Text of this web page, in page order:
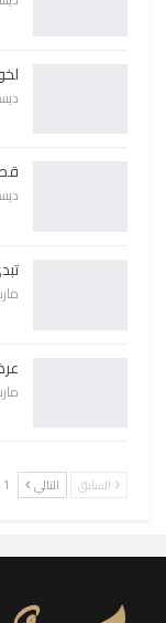
مارس
مارس
السابق التالي 1 من 13٬790